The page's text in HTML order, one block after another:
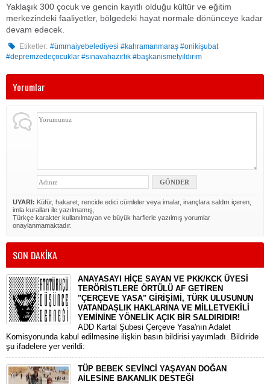
Yaklaşık 300 çocuk ve gencin kayıtlı olduğu kültür ve eğitim
merkezindeki faaliyetler, bölgedeki hayat normale dönünceye kadar
devam edecek.
Etiketler: #ümrnaiyebelediyesi #kahramanmaraş #onikişubat
#depremzedeçocuklar #sınavahazırlık #başkanismetyıldırım
Yorumlar
UYARI: Küfür, hakaret, rencide edici cümleler veya imalar, inançlara saldırı içeren,
imla kuralları ile yazılmamış,
Türkçe karakter kullanılmayan ve büyük harflerle yazılmış yorumlar
onaylanmamaktadır.
SON DAKİKA
ANAYASAYI HİÇE SAYAN VE PKK/KCK ÜYESİ
TERÖRİSTLERE ÖRTÜLÜ AF GETİREN
"ÇERÇEVE YASA" GİRİŞİMİ, TÜRK ULUSUNUN
VATANDAŞLIK HAKLARINA VE MİLLETVEKİLİ
YEMİNİNE YÖNELİK AÇIK BİR SALDIRIDIR!
ADD Kartal Şubesi Çerçeve Yasa'nın Adalet
Komisyonunda kabul edilmesine ilişkin basın bildirisi yayımladı. Bildiride
şu ifadelere yer verildi:
TÜP BEBEK SEVİNCİ YAŞAYAN DOĞAN
AİLESİNE BAKANLIK DESTEĞİ